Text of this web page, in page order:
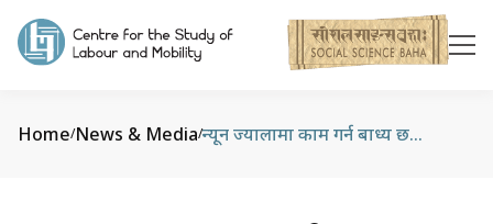
Home/News & Media/ न्यून ज्यालामा काम गर्न बाध्य छन् हुम्लाका श्रमिक